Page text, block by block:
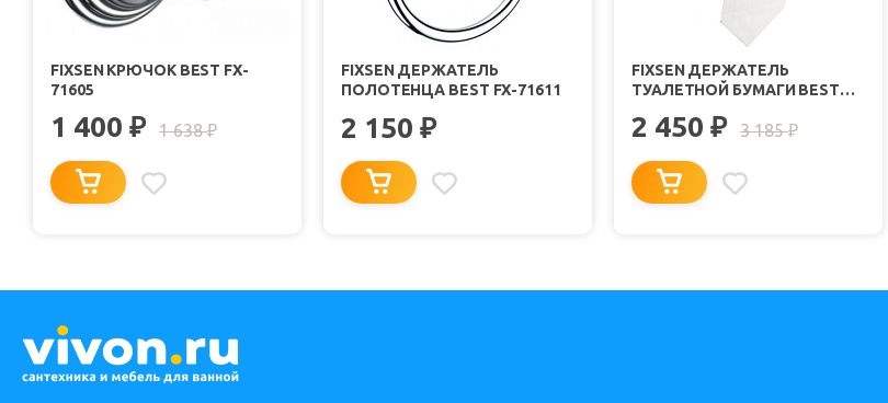
FIXSEN КРЮЧОК BEST FX-
71605
1 400 ₽ 1 638₽
FIXSEN ДЕРЖАТЕЛЬ
ПОЛОТЕНЦА BEST FX-71611
2 150 ₽
FIXSEN ДЕРЖАТЕЛЬ
ТУАЛЕТНОЙ БУМАГИ BEST
2 450 ₽ 3 185₽